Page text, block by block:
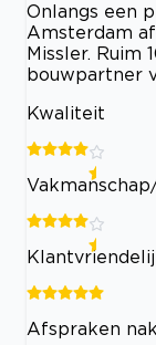
Onlangs een
Amsterdam
Missler. Ruim
bouwpartner
Kwaliteit
Afspraken